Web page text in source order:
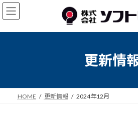
コ
ン
ン
ナ
ビ
ー
更新情
HOME 更新情報 2024年12月